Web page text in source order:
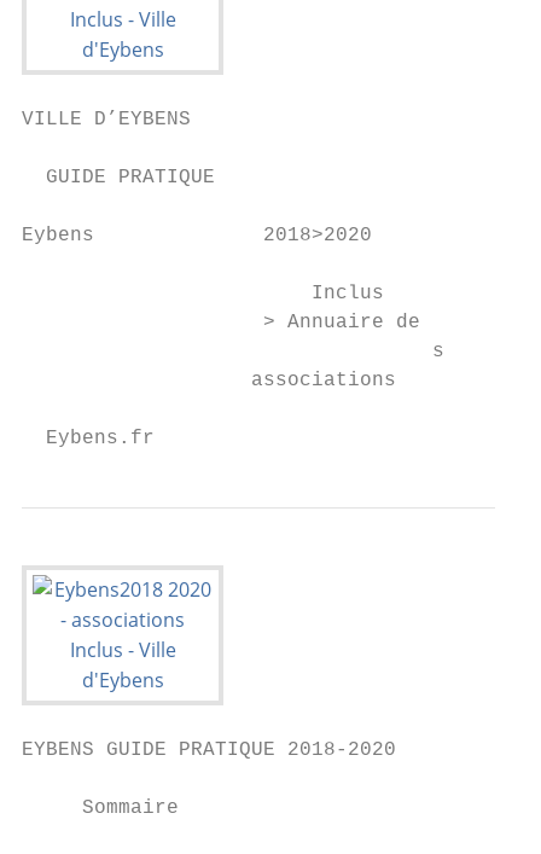
VILLE D’EYBENS
  GUIDE PRATIQUE
Eybens              2018>2020
                        Inclus
                    > Annuaire de
                                  s
                   associations
  Eybens.fr
EYBENS GUIDE PRATIQUE 2018-2020
     Sommaire